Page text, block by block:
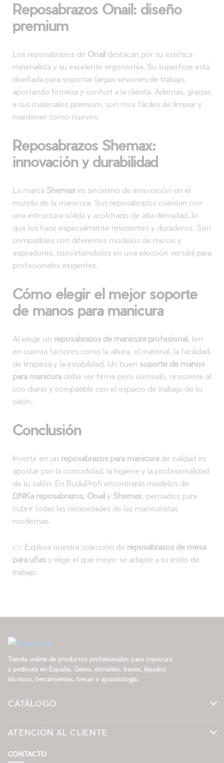
Reposabrazos Onail: diseño
premium
Los reposabrazos de Onail destacan por su estética
minimalista y su excelente ergonomía. Su superficie está
diseñada para soportar largas sesiones de trabajo,
aportando firmeza y confort a la clienta. Además, gracias
a sus materiales premium, son muy fáciles de limpiar y
mantener como nuevos.
Reposabrazos Shemax:
innovación y durabilidad
La marca Shemax es sinónimo de innovación en el
mundo de la manicura. Sus reposabrazos cuentan con
una estructura sólida y acolchado de alta densidad, lo
que los hace especialmente resistentes y duraderos. Son
compatibles con diferentes modelos de mesas y
aspiradores, convirtiéndolos en una elección versátil para
profesionales exigentes.
Cómo elegir el mejor soporte
de manos para manicura
Al elegir un reposabrazos de manicura profesional, ten
en cuenta factores como la altura, el material, la facilidad
de limpieza y la estabilidad. Un buen soporte de manos
para manicura debe ser firme pero cómodo, resistente al
uso diario y compatible con el espacio de trabajo de tu
salón.
Conclusión
Invertir en un reposabrazos para manicura de calidad es
apostar por la comodidad, la higiene y la profesionalidad
de tu salón. En BuduProfi encontrarás modelos de
DNKa reposabrazos, Onail y Shemax, pensados para
cubrir todas las necesidades de las manicuristas
modernas.
👉 Explora nuestra colección de reposabrazos de mesa
para uñas y elige el que mejor se adapte a tu estilo de
trabajo.
Tienda online de productos profesionales para manicura
y pedicura en España. Geles, esmaltes, bases, líquidos
técnicos, herramientas, fresas y aparatología.
CATÁLOGO
ATENCIÓN AL CLIENTE
CONTACTO